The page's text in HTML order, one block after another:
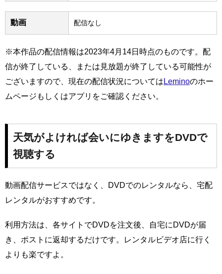
動画 配信なし
※本作品の配信情報は2023年4月14日時点のものです。配
信が終了している、または見放題が終了している可能性が
ございますので、現在の配信状況については Leminoのホー
ムページもしくはアプリをご確認ください。
天気がよければ会いにゆきますをDVDで
視聴する
動画配信サービスではなく、DVDでのレンタルなら、宅配
レンタルがおすすめです。
利用方法は、各サイトでDVDを注文後、自宅にDVDが届
き、ポストに返却するだけです。レンタルビデオ店に行く
よりも楽ですよ。